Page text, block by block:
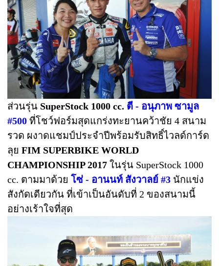
ส่วนรุ่น SuperStock 1000 cc. ตี - อนุภาพ ซามูล
#500 ที่โชว์ฟอร์มสุดแกร่งทะยานคว้าชัย 4 สนาม
รวด ผงาดแชมป์ประจำปีพร้อมรับสิทธิ์ไวลด์การ์ด
ลุย FIM SUPERBIKE WORLD
CHAMPIONSHIP 2017 ในรุ่น SuperStock 1000
cc. ตามมาด้วย โซ่ - อานนท์ สังวาลย์ #3 นักแข่ง
สังกัดเดียวกัน ที่เข้าเป็นอันดับที่ 2 ของสนามนี้
อย่างเร้าใจที่สุด